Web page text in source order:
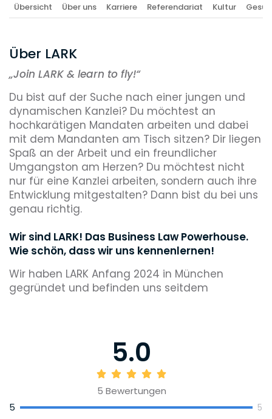
Übersicht Über uns Karriere Referendariat Kultur
Über LARK
„Join LARK & learn to fly!“
Du bist auf der Suche nach einer jungen und
dynamischen Kanzlei? Du möchtest an
hochkarätigen Mandaten arbeiten und dabei
mit dem Mandanten am Tisch sitzen? Dir liegen
Spaß an der Arbeit und ein freundlicher
Umgangston am Herzen? Du möchtest nicht
nur für eine Kanzlei arbeiten, sondern auch ihre
Entwicklung mitgestalten? Dann bist du bei uns
genau richtig.
Wir sind LARK! Das Business Law Powerhouse.
Wie schön, dass wir uns kennenlernen!
Wir haben LARK Anfang 2024 in München
gegründet und befinden uns seitdem
Gleichzeitig treiben wir gemeinsam die
Entwicklung von LARK voran.
Wir beraten unsere Mandanten im
Gesellschafts- sowie Aktien- und
Kapitalmarktrecht, bei M&A- und Private-
5.0
5 Bewertungen
5
5